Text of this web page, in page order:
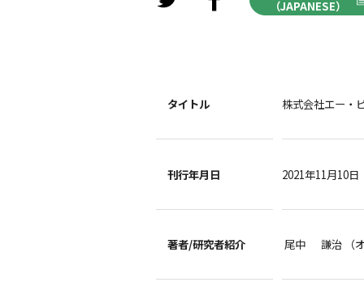
（JAPANESE）
タイトル 株式会社エー・
刊行年月日 2021年11月10日
著者/研究者紹介 尾中 謙治 （